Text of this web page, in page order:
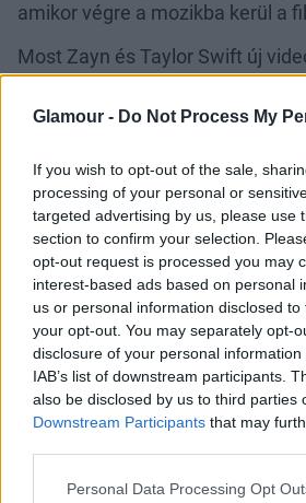
Glamour - Do Not Process My
If you wish to opt-out of the sale,
processing of your personal or
targeted advertising by us, please use
section to confirm your selection.
opt-out request is processed you may
interest-based ads based on personal
us or personal information disclosed
your opt-out. You may separately opt-
disclosure of your personal
IAB’s list of downstream participants.
also be disclosed by us to third parties
Downstream Participants that may
Please note that this website/app uses
Personal Data Processing Opt
amikor végre a mozikba kerül a
Most Zayn és Taylor Swift új
még jobban tűkön ülünk, és alig
Az esőben paparazzi által
kettőse pontosan az, amire
Kattints ide gyorsan és nézd